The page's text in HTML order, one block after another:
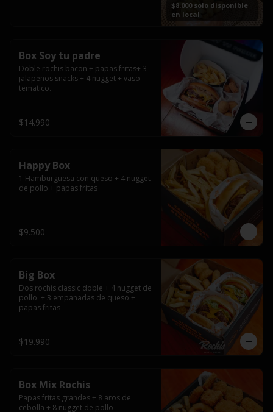
$8.000 solo disponible
en local
Box Soy tu padre
Doble rochis bacon + papas fritas+ 3
jalapeños snacks + 4 nugget + vaso
tematico.
$14.990
Happy Box
1 Hamburguesa con queso + 4 nugget
de pollo + papas fritas
$9.500
Big Box
Dos rochis classic doble + 4 nugget de
pollo  + 3 empanadas de queso +
papas fritas
$19.990
Box Mix Rochis
Papas fritas grandes + 8 aros de
cebolla + 8 nugget de pollo